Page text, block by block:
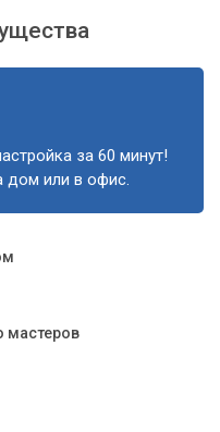
за 60 минут!
дом или в офис.